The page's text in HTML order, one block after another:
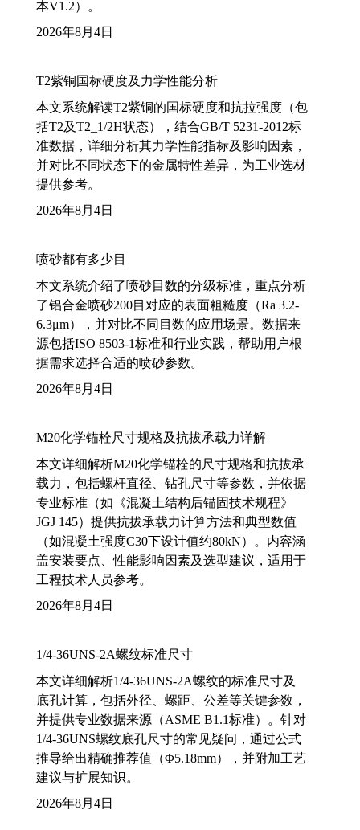
本V1.2）。
2026年8月4日
T2紫铜国标硬度及力学性能分析
本文系统解读T2紫铜的国标硬度和抗拉强度（包
括T2及T2_1/2H状态），结合GB/T 5231-2012标
准数据，详细分析其力学性能指标及影响因素，
并对比不同状态下的金属特性差异，为工业选材
提供参考。
2026年8月4日
喷砂都有多少目
本文系统介绍了喷砂目数的分级标准，重点分析
了铝合金喷砂200目对应的表面粗糙度（Ra 3.2-
6.3μm），并对比不同目数的应用场景。数据来
源包括ISO 8503-1标准和行业实践，帮助用户根
据需求选择合适的喷砂参数。
2026年8月4日
M20化学锚栓尺寸规格及抗拔承载力详解
本文详细解析M20化学锚栓的尺寸规格和抗拔承
载力，包括螺杆直径、钻孔尺寸等参数，并依据
专业标准（如《混凝土结构后锚固技术规程》
JGJ 145）提供抗拔承载力计算方法和典型数值
（如混凝土强度C30下设计值约80kN）。内容涵
盖安装要点、性能影响因素及选型建议，适用于
工程技术人员参考。
2026年8月4日
1/4-36UNS-2A螺纹标准尺寸
本文详细解析1/4-36UNS-2A螺纹的标准尺寸及
底孔计算，包括外径、螺距、公差等关键参数，
并提供专业数据来源（ASME B1.1标准）。针对
1/4-36UNS螺纹底孔尺寸的常见疑问，通过公式
推导给出精确推荐值（Φ5.18mm），并附加工艺
建议与扩展知识。
2026年8月4日